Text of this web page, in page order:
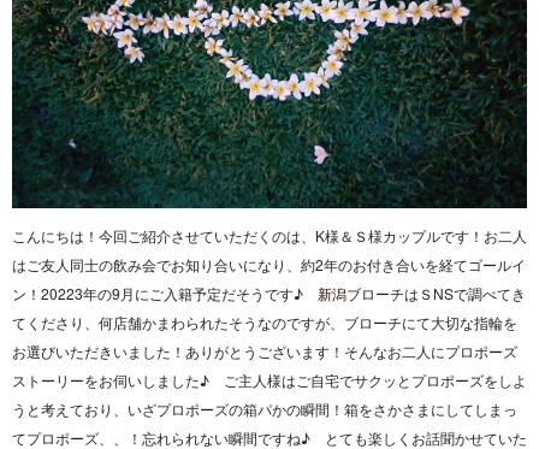
こんにちは！今回ご紹介させていただくのは、K様＆Ｓ様カップルです！お二人
はご友人同士の飲み会でお知り合いになり、約2年のお付き合いを経てゴールイ
ン！20223年の9月にご入籍予定だそうです♪ 新潟ブローチはＳNSで調べてき
てくださり、何店舗かまわられたそうなのですが、ブローチにて大切な指輪を
お選びいただきいました！ありがとうございます！そんなお二人にプロポーズ
ストーリーをお伺いしました♪ ご主人様はご自宅でサクッとプロポーズをしよ
うと考えており、いざプロポーズの箱パかの瞬間！箱をさかさまにしてしまっ
てプロポーズ、、！忘れられない瞬間ですね♪ とても楽しくお話聞かせていた